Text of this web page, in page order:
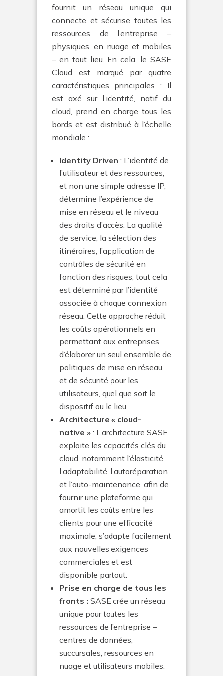
fournit un réseau unique qui
connecte et sécurise toutes les
ressources de l’entreprise –
physiques, en nuage et mobiles
– en tout lieu. En cela, le SASE
Cloud est marqué par quatre
caractéristiques principales : Il
est axé sur l’identité, natif du
cloud, prend en charge tous les
bords et est distribué à l’échelle
mondiale :
Identity Driven : L’identité de
l’utilisateur et des ressources,
et non une simple adresse IP,
détermine l’expérience de
mise en réseau et le niveau
des droits d’accès. La qualité
de service, la sélection des
itinéraires, l’application de
contrôles de sécurité en
fonction des risques, tout cela
est déterminé par l’identité
associée à chaque connexion
réseau. Cette approche réduit
les coûts opérationnels en
permettant aux entreprises
d’élaborer un seul ensemble de
politiques de mise en réseau
et de sécurité pour les
utilisateurs, quel que soit le
dispositif ou le lieu.
Architecture « cloud-
native » : L’architecture SASE
exploite les capacités clés du
cloud, notamment l’élasticité,
l’adaptabilité, l’autoréparation
et l’auto-maintenance, afin de
fournir une plateforme qui
amortit les coûts entre les
clients pour une efficacité
maximale, s’adapte facilement
aux nouvelles exigences
commerciales et est
disponible partout.
Prise en charge de tous les
fronts : SASE crée un réseau
unique pour toutes les
ressources de l’entreprise –
centres de données,
succursales, ressources en
nuage et utilisateurs mobiles.